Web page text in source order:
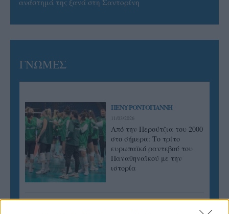
ΓΝΩΜΕΣ
ΠΕΝΥ ΡΟΝΤΟΓΙΑΝΝΗ
11/03/2026
Από την Περούτζια του 2000
στο σήμερα: Tο τρίτο
ευρωπαϊκό ραντεβού του
Παναθηναϊκού με την
ιστορία